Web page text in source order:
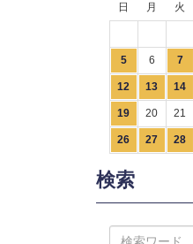
日 月 火
5 6 7
12 13 14
19 20 21
26 27 28
検索